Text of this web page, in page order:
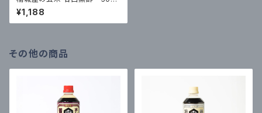
ml
¥1,188
その他の商品